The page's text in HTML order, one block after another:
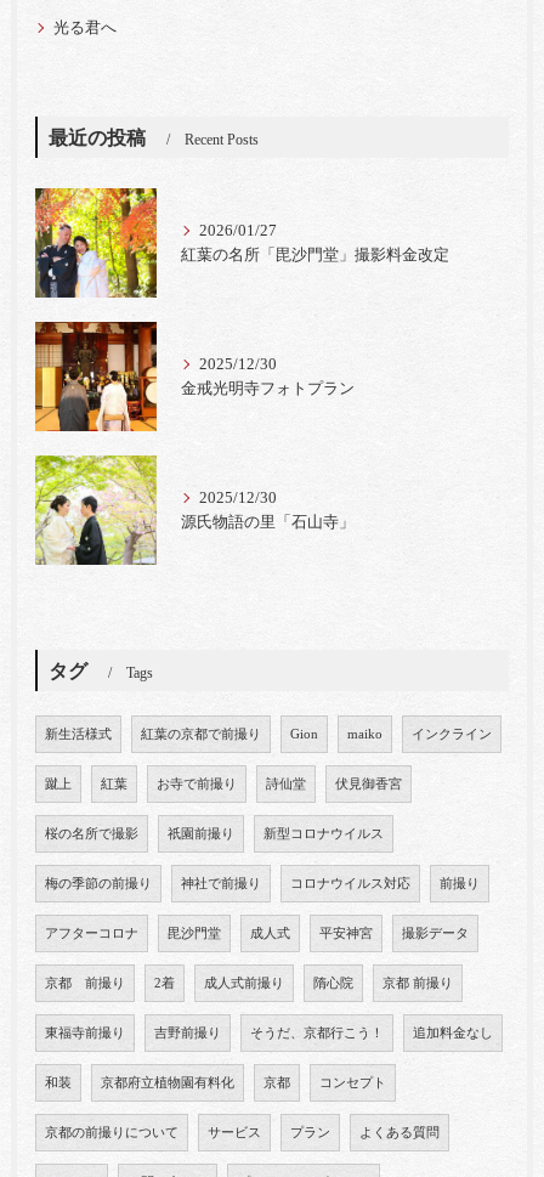
光る君へ
最近の投稿 Recent Posts
2026/01/27
紅葉の名所「毘沙門堂」撮影料金改定
2025/12/30
金戒光明寺フォトプラン
2025/12/30
源氏物語の里「石山寺」
タグ Tags
新生活様式 紅葉の京都で前撮り Gion maiko インクライン
蹴上 紅葉 お寺で前撮り 詩仙堂 伏見御香宮
桜の名所で撮影 祇園前撮り 新型コロナウイルス
梅の季節の前撮り 神社で前撮り コロナウイルス対応 前撮り
アフターコロナ 毘沙門堂 成人式 平安神宮 撮影データ
京都 前撮り 2着 成人式前撮り 隋心院 京都 前撮り
東福寺前撮り 吉野前撮り そうだ、京都行こう！ 追加料金なし
和装 京都府立植物園有料化 京都 コンセプト
京都の前撮りについて サービス プラン よくある質問